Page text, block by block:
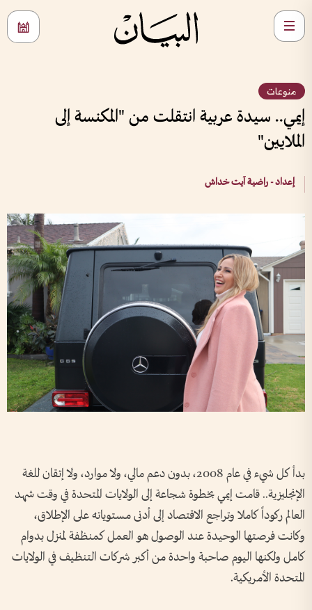
منوعات
إيمي.. سيدة عربية انتقلت من "المكنسة إلى
الملايين"
إعداد - راضية آيت خداش
بدأ كل شيء في عام 2008، بدون دعم مالي، ولا موارد، ولا إتقان للغة
الإنجليزية.. قامت إيمي بخطوة شجاعة إلى الولايات المتحدة في وقت شهد
العالم ركوداً كاملا وتراجع الاقتصاد إلى أدنى مستوياته على الإطلاق،
وكانت فرصتها الوحيدة عند الوصول هو العمل كمنظفة لمنزل بدوام
كامل ولكنها اليوم صاحبة واحدة من أكبر شركات التنظيف في الولايات
المتحدة الأمريكية.